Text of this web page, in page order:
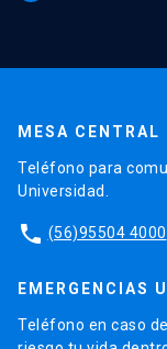
MESA CENTRAL
Teléfono para
Universidad.
phone (56)95504 4000
EMERGENCIAS
Teléfono en caso